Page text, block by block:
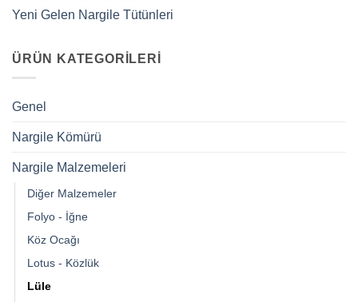
Yeni Gelen Nargile Tütünleri
ÜRÜN KATEGORILERI
Genel
Nargile Kömürü
Nargile Malzemeleri
Diğer Malzemeler
Folyo - İğne
Köz Ocağı
Lotus - Közlük
Lüle